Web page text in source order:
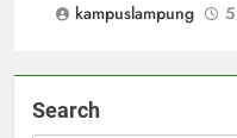
kampuslampung
Search